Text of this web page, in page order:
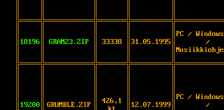
18196 GRAM23.ZIP 33338 31.05.1995
PC /
/
19200 GRUMBLE.ZIP
426,1
12.07.1999
PC /
/